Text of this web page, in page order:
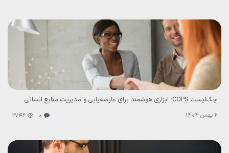
چک‌لیست COPS؛ ابزاری هوشمند برای عارضه‌یابی و مدیریت منابع انسانی
2 بهمن 1404 0
2746